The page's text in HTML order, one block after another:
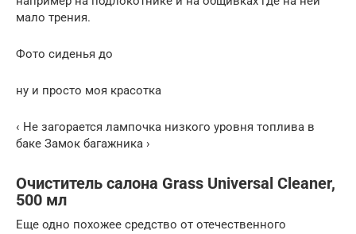
мало трения.
Фото сиденья до
ну и просто моя красотка
‹ Не загорается лампочка низкого уровня топлива в
баке Замок багажника ›
Очиститель салона Grass Universal Cleaner,
500 мл
Еще одно похожее средство от отечественного